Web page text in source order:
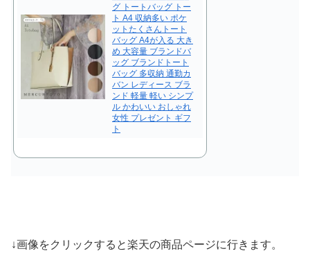
グ トートバッグ トー
ト A4 収納多い ポケ
ットたくさんトート
バッグ A4が入る 大き
め 大容量 ブランドバ
ッグ ブランドトート
バッグ 多収納 通勤カ
バン レディース ブラ
ンド 軽量 軽い シンプ
ル かわいい おしゃれ
女性 プレゼント ギフ
ト
↓画像をクリックすると楽天の商品ページに行きます。